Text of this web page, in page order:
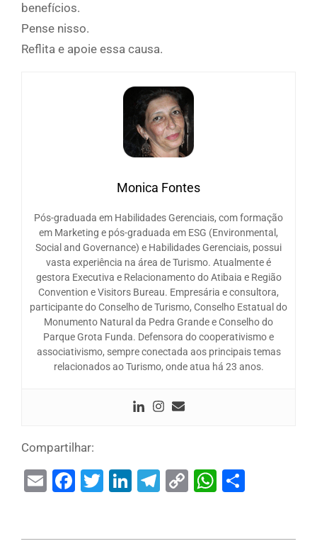
benefícios.
Pense nisso.
Reflita e apoie essa causa.
Monica Fontes
Pós-graduada em Habilidades Gerenciais, com formação
em Marketing e pós-graduada em ESG (Environmental,
Social and Governance) e Habilidades Gerenciais, possui
vasta experiência na área de Turismo. Atualmente é
gestora Executiva e Relacionamento do Atibaia e Região
Convention e Visitors Bureau. Empresária e consultora,
participante do Conselho de Turismo, Conselho Estatual do
Monumento Natural da Pedra Grande e Conselho do
Parque Grota Funda. Defensora do cooperativismo e
associativismo, sempre conectada aos principais temas
relacionados ao Turismo, onde atua há 23 anos.
Compartilhar:
EmailFacebook
Twitter
LinkedIn
Telegram
Copy